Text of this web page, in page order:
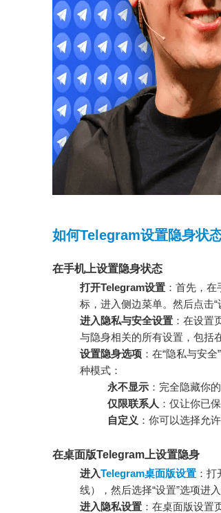
如何Telegram设置隐身状
在手机上设置隐身状态
打开Telegram设置 ：首先，
标，进入侧边菜单。然后点击“
进入隐私与安全设置 ：在设置
与隐身相关的所有设置，包括
设置隐身选项 ：在“隐私与安
种模式：
永不显示 ：完全隐藏你
仅限联系人 ：仅让你已
自定义 ：你可以选择允
在桌面版Telegram上设置隐身
进入Telegram桌面版设置 ：
线），然后选择“设置”选项进入
进入隐私设置 ：在桌面版设置